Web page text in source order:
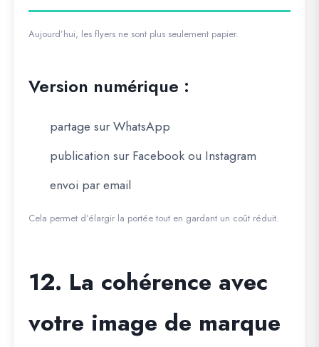
Aujourd’hui, les flyers ne sont plus seulement papier.
Version numérique :
partage sur WhatsApp
publication sur Facebook ou Instagram
envoi par email
Cela permet d’élargir la portée tout en gardant un coût réduit.
12. La cohérence avec
votre image de marque